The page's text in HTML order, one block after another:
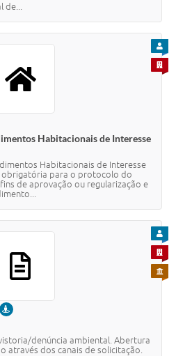
Habitacionais de Interesse
Habitacionais de Interesse
obrigatória para o protocolo do
de aprovação ou regularização e
PARA
PRESENCIAL
denúncia ambiental. Abertura
através dos canais de solicitação.
PARA
PARA